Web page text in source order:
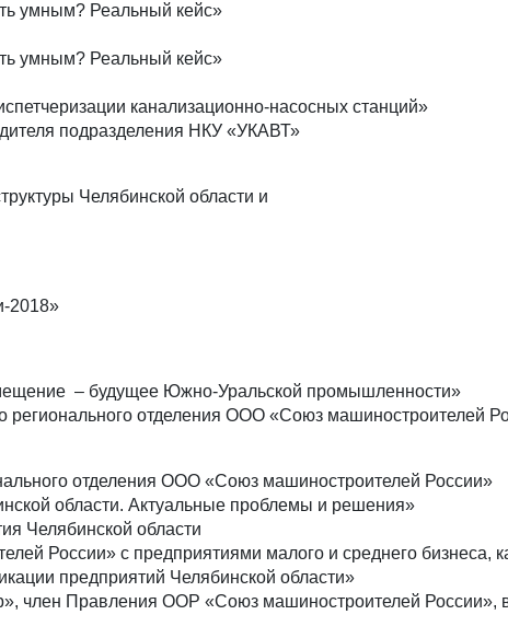
умным? Реальный кейс»
умным? Реальный кейс»
канализационно-насосных станций»
подразделения НКУ «УКАВТ»
Челябинской области и
2018»
– будущее Южно-Уральской промышленности»
регионального отделения ООО «Союз машиностроителей
отделения ООО «Союз машиностроителей России»
области. Актуальные проблемы и решения»
Челябинской области
России» с предприятиями малого и среднего бизнеса,
предприятий Челябинской области»
член Правления ООР «Союз машиностроителей России»,